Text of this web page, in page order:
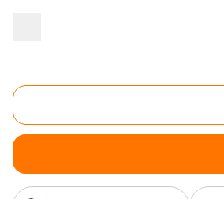
Installation d'étagère murale
installation d'étagère murale